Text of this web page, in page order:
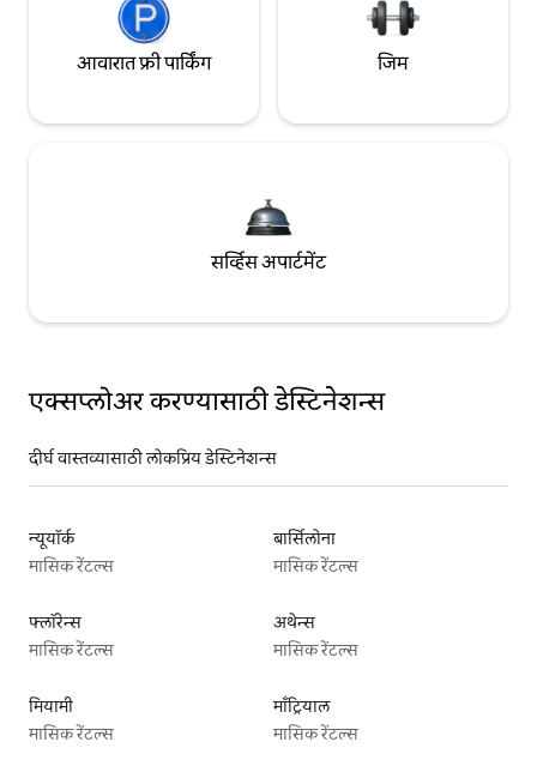
आवारात फ्री पार्किंग जिम
सर्व्हिस अपार्टमेंट
एक्सप्लोअर करण्यासाठी डेस्टिनेशन्स
दीर्घ वास्तव्यासाठी लोकप्रिय डेस्टिनेशन्स
न्यूयॉर्क
मासिक रेंटल्स
बार्सिलोना
मासिक रेंटल्स
फ्लॉरेन्स
मासिक रेंटल्स
अथेन्स
मासिक रेंटल्स
मियामी
मासिक रेंटल्स
माँट्रियाल
मासिक रेंटल्स